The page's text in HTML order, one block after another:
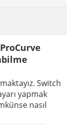
Switch
yapmak
nasıl